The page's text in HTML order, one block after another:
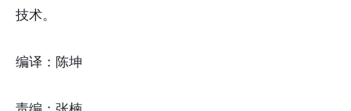
技术。
编译：陈坤